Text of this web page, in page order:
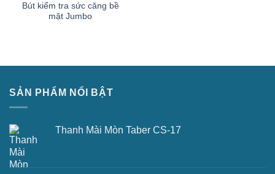
Bút kiểm tra sức căng bề
mặt Jumbo
SẢN PHẨM NỔI BẬT
Thanh Mài Mòn Taber CS-17